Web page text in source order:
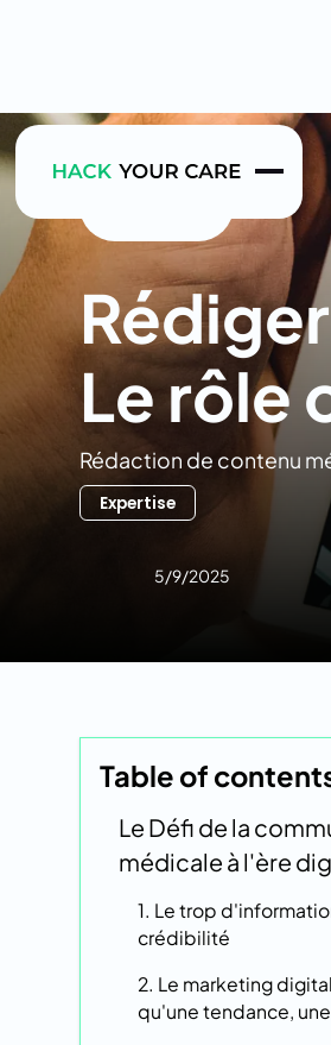
Le rôle
Rédaction de contenu
Expertise
5/9/2025
Table of
Le Défi de la
médicale à l'ère
1. Le trop
crédibilité
2. Le marketing
qu'une tendance,